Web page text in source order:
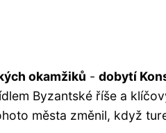
okamžiků - dobytí
Byzantské říše a
města změnil, když